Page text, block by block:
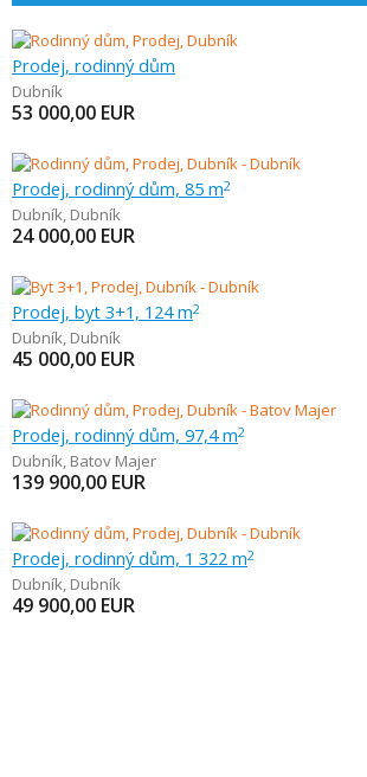
Prodej, rodinný dům
Dubník
53 000,00 EUR
Prodej, rodinný dům, 85 m2
Dubník, Dubník
24 000,00 EUR
Prodej, byt 3+1, 124 m2
Dubník, Dubník
45 000,00 EUR
Prodej, rodinný dům, 97,4 m2
Dubník, Batov Majer
139 900,00 EUR
Prodej, rodinný dům, 1 322 m2
Dubník, Dubník
49 900,00 EUR